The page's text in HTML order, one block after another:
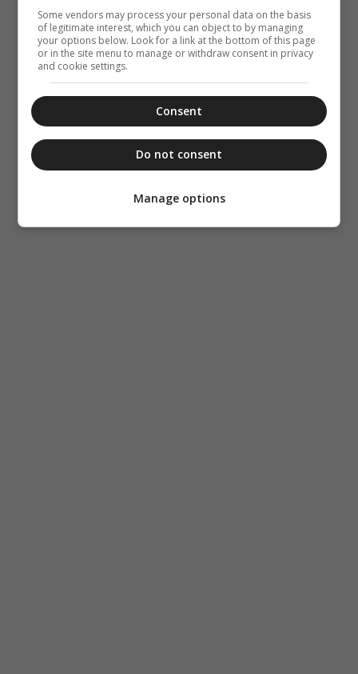
Some vendors may process your personal data on the basis
of legitimate interest, which you can object to by managing
your options below. Look for a link at the bottom of this page
or in the site menu to manage or withdraw consent in privacy
and cookie settings.
Consent
Do not consent
Manage options